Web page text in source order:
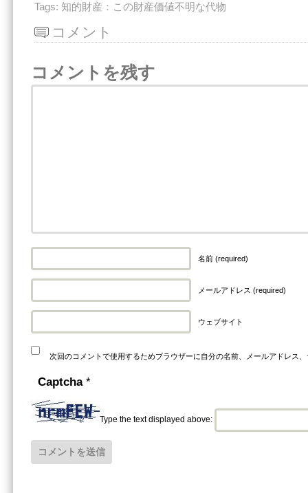
Tags: 知的財産：この財産価値不明な代物
コメント
コメントを残す
名前 (required)
メールアドレス (required)
ウェブサイト
次回のコメントで使用するためブラウザーに自分の名前、メールアドレス
Captcha *
Type the text displayed above: